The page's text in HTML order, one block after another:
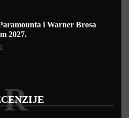
i Warner Brosa
2027.
R